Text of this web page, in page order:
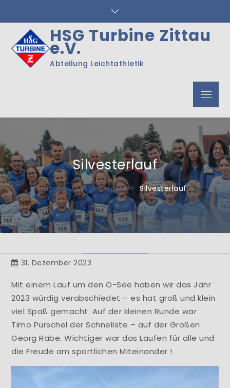
content
HSG Turbine Zittau
e.V.
Abteilung Leichtathletik
Menu
Silvesterlauf
Home Allgemeines Silvesterlauf
Herzlich Willkommen
Learn More
31. Dezember 2023
Mit einem Lauf um den O-See haben wir das Jahr
2023 würdig verabschiedet – es hat groß und klein
viel Spaß gemacht. Auf der kleinen Runde war
Timo Pürschel der Schnellste – auf der Großen
Georg Rabe. Wichtiger war das Laufen für alle und
die Freude am sportlichen Miteinander !